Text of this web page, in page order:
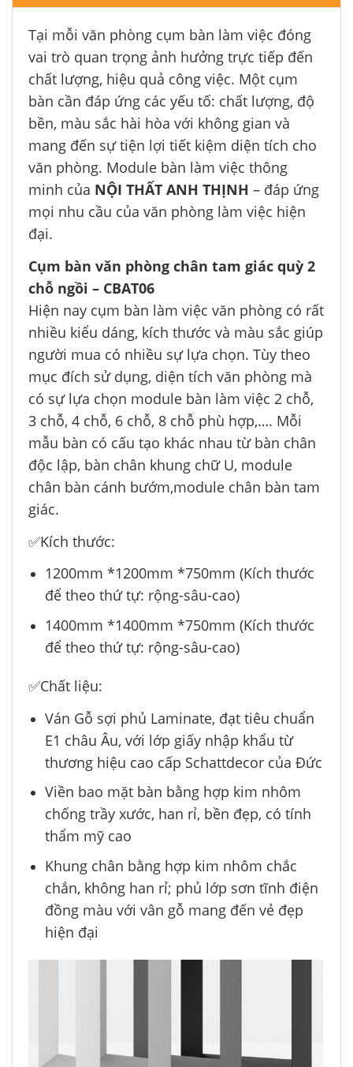
Tại mỗi văn phòng cụm bàn làm việc đóng
vai trò quan trọng ảnh hưởng trực tiếp đến
chất lượng, hiệu quả công việc. Một cụm
bàn cần đáp ứng các yếu tố: chất lượng, độ
bền, màu sắc hài hòa với không gian và
mang đến sự tiện lợi tiết kiệm diện tích cho
văn phòng. Module bàn làm việc thông
minh của NỘI THẤT ANH THỊNH – đáp ứng
mọi nhu cầu của văn phòng làm việc hiện
đại.
Cụm bàn văn phòng chân tam giác quỳ 2
chỗ ngồi – CBAT06
Hiện nay cụm bàn làm việc văn phòng có rất
nhiều kiểu dáng, kích thước và màu sắc giúp
người mua có nhiều sự lựa chọn. Tùy theo
mục đích sử dụng, diện tích văn phòng mà
có sự lựa chọn module bàn làm việc 2 chỗ,
3 chỗ, 4 chỗ, 6 chỗ, 8 chỗ phù hợp,…. Mỗi
mẫu bàn có cấu tạo khác nhau từ bàn chân
độc lập, bàn chân khung chữ U, module
chân bàn cánh bướm,module chân bàn tam
giác.
✅Kích thước:
1200mm *1200mm *750mm (Kích thước
để theo thứ tự: rộng-sâu-cao)
1400mm *1400mm *750mm (Kích thước
để theo thứ tự: rộng-sâu-cao)
✅Chất liệu:
Ván Gỗ sợi phủ Laminate, đạt tiêu chuẩn
E1 châu Âu, với lớp giấy nhập khẩu từ
thương hiệu cao cấp Schattdecor của Đức
Viền bao mặt bàn bằng hợp kim nhôm
chống trầy xước, han rỉ, bền đẹp, có tính
thẩm mỹ cao
Khung chân bằng hợp kim nhôm chắc
chắn, không han rỉ; phủ lớp sơn tĩnh điện
đồng màu với vân gỗ mang đến vẻ đẹp
hiện đại